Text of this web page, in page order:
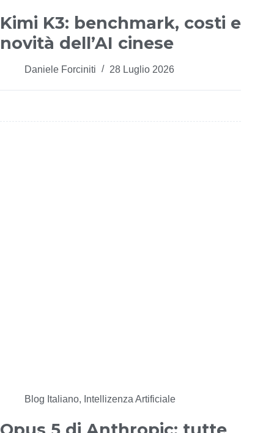
Kimi K3: benchmark, costi e
novità dell’AI cinese
Daniele Forciniti 28 Luglio 2026
Blog Italiano, Intellizenza Artificiale